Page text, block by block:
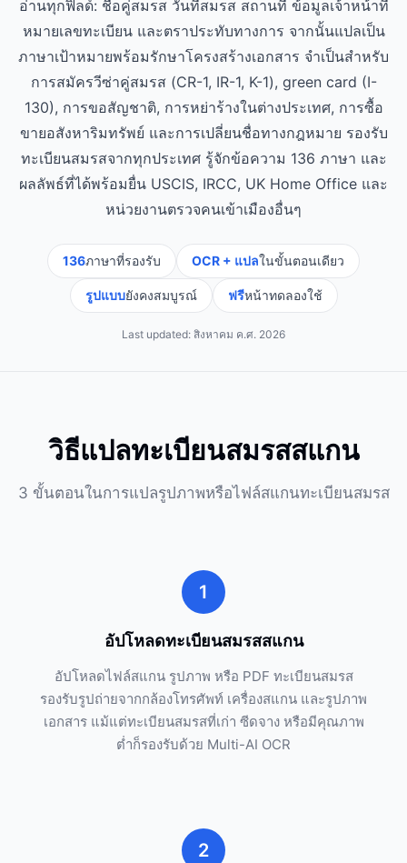
อ่านทุกฟิลด์: ชื่อคู่สมรส วันที่สมรส สถานที่ ข้อมูลเจ้าหน้าที่
หมายเลขทะเบียน และตราประทับทางการ จากนั้นแปลเป็น
ภาษาเป้าหมายพร้อมรักษาโครงสร้างเอกสาร จำเป็นสำหรับ
การสมัครวีซ่าคู่สมรส (CR-1, IR-1, K-1), green card (I-
130), การขอสัญชาติ, การหย่าร้างในต่างประเทศ, การซื้อ
ขายอสังหาริมทรัพย์ และการเปลี่ยนชื่อทางกฎหมาย รองรับ
ทะเบียนสมรสจากทุกประเทศ รู้จักข้อความ 136 ภาษา และ
ผลลัพธ์ที่ได้พร้อมยื่น USCIS, IRCC, UK Home Office และ
หน่วยงานตรวจคนเข้าเมืองอื่นๆ
136ภาษาที่รองรับ OCR + แปลในขั้นตอนเดียว
รูปแบบยังคงสมบูรณ์ ฟรีหน้าทดลองใช้
Last updated: สิงหาคม ค.ศ. 2026
วิธีแปลทะเบียนสมรสสแกน
3 ขั้นตอนในการแปลรูปภาพหรือไฟล์สแกนทะเบียนสมรส
1
อัปโหลดทะเบียนสมรสสแกน
อัปโหลดไฟล์สแกน รูปภาพ หรือ PDF ทะเบียนสมรส
รองรับรูปถ่ายจากกล้องโทรศัพท์ เครื่องสแกน และรูปภาพ
เอกสาร แม้แต่ทะเบียนสมรสที่เก่า ซีดจาง หรือมีคุณภาพ
ต่ำก็รองรับด้วย Multi-AI OCR
2